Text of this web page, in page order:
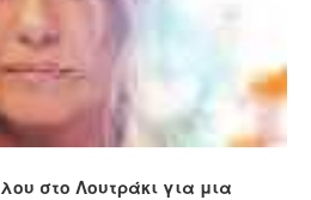
στο Λουτράκι για μια